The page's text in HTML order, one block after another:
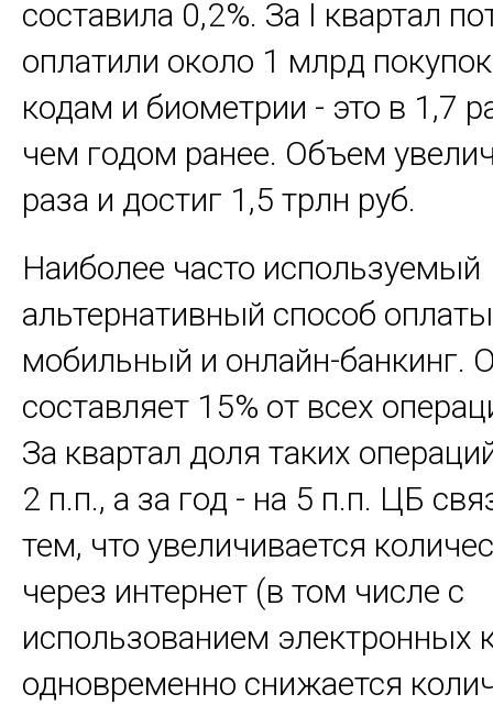
составила 0,2%. За I квартал
оплатили около 1 млрд
кодам и биометрии - это в 1,7
чем годом ранее. Объем
раза и достиг 1,5 трлн руб.
Наиболее часто используемый
альтернативный способ
мобильный и онлайн-банкинг.
составляет 15% от всех
За квартал доля таких
2 п.п., а за год - на 5 п.п. ЦБ
тем, что увеличивается
через интернет (в том числе с
использованием электронных
одновременно снижается